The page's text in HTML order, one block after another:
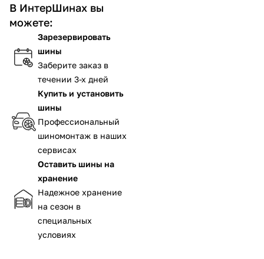
В ИнтерШинах вы
можете:
Зарезервировать
шины
Заберите заказ в
течении 3-х дней
Купить и установить
шины
Профессиональный
шиномонтаж в наших
сервисах
Оставить шины на
хранение
Надежное хранение
на сезон в
специальных
условиях